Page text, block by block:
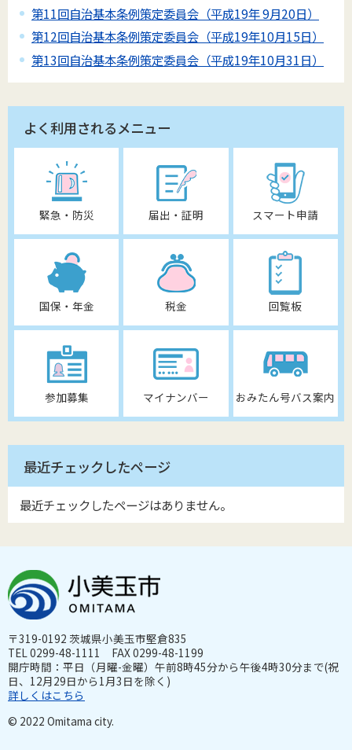
第11回自治基本条例策定委員会（平成19年 9月20日）
第12回自治基本条例策定委員会（平成19年10月15日）
第13回自治基本条例策定委員会（平成19年10月31日）
よく利用されるメニュー
緊急・防災 届出・証明 スマート申請
国保・年金 税金 回覧板
参加募集 マイナンバー おみたん号バス案内
最近チェックしたページ
最近チェックしたページはありません。
〒319-0192 茨城県小美玉市堅倉835
TEL 0299-48-1111 FAX 0299-48-1199
開庁時間：平日（月曜-金曜）午前8時45分から午後4時30分まで(祝
日、12月29日から1月3日を除く)
詳しくはこちら
© 2022 Omitama city.